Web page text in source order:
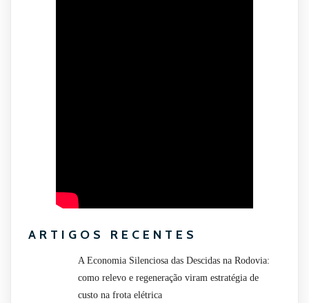
ARTIGOS RECENTES
A Economia Silenciosa das Descidas na Rodovia:
como relevo e regeneração viram estratégia de
custo na frota elétrica